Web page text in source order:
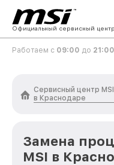
Официальный сервисный
Работаем с 09:00 до 21:00
Сервисный центр MSI
в Краснодаре
Замена
MSI в